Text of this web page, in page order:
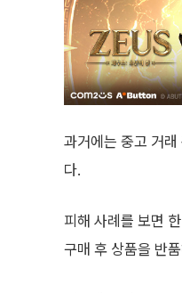
과거에는 중고 거
다.
피해 사례를 보면
구매 후 상품을 반